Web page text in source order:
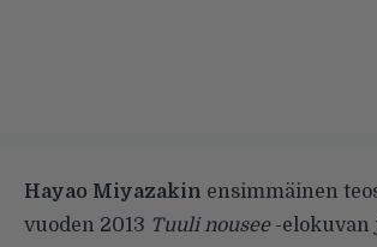
Hayao Miyazakin ensimmäinen
vuoden 2013 Tuuli nousee-elokuvan